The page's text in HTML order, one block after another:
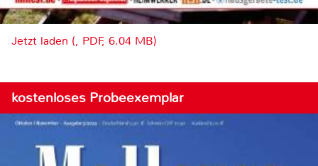
Jetzt laden (, PDF, 6.04 MB)
kostenloses Probeexemplar